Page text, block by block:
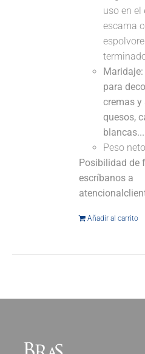
uso en
escama
para
cremas y
quesos,
blancas...
Peso
Posibilidad de
escríbanos a
Añadir al carrito